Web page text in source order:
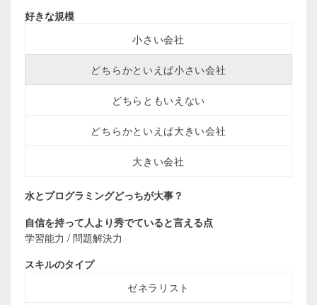
好きな規模
小さい会社
どちらかといえば小さい会社
どちらともいえない
どちらかといえば大きい会社
大きい会社
水とプログラミングどっちが大事？
自信を持って人より秀でていると言える点
学習能力 / 問題解決力
スキルのタイプ
ゼネラリスト